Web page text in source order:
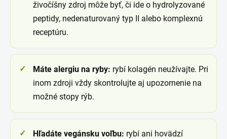
živočíšny zdroj môže byť, či ide o hydrolyzované
peptidy, nedenaturovaný typ II alebo komplexnú
receptúru.
Máte alergiu na ryby: rybí kolagén neužívajte. Pri
inom zdroji vždy skontrolujte aj upozornenie na
možné stopy rýb.
Hľadáte vegánsku voľbu: rybí ani hovädzí